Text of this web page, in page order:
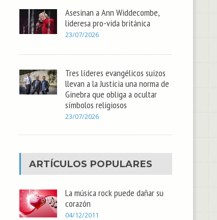
Asesinan a Ann Widdecombe,
lideresa pro-vida británica
23/07/2026
Tres líderes evangélicos suizos
llevan a la Justicia una norma de
Ginebra que obliga a ocultar
símbolos religiosos
23/07/2026
ARTÍCULOS POPULARES
La música rock puede dañar su
corazón
04/12/2011